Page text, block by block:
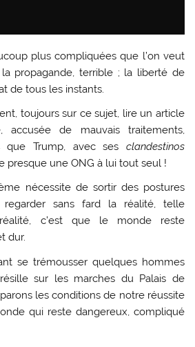
plus compliquées que l’on veut
propagande, terrible ; la liberté de
de tous les instants.
toujours sur ce sujet, lire un article
accusée de mauvais traitements,
que Trump, avec ses clandestinos
presque une ONG à lui tout seul !
nécessite de sortir des postures
regarder sans fard la réalité, telle
c’est que le monde reste
dur.
se trémousser quelques hommes
sur les marches du Palais de
les conditions de notre réussite
qui reste dangereux, compliqué